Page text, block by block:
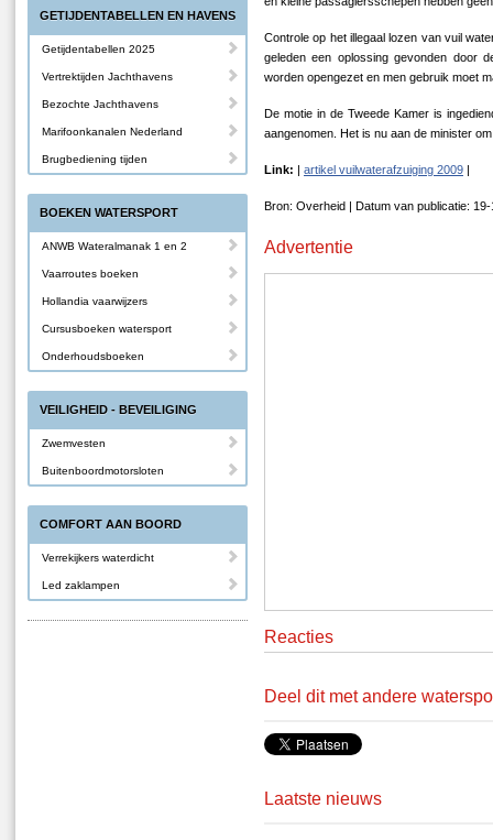
Controle op het illegaal lozen van vuil
geleden een oplossing gevonden door
worden opengezet en men gebruik moet
De motie in de Tweede Kamer is
aangenomen. Het is nu aan de minister
Link: | artikel vuilwaterafzuiging 2009 |
Bron: Overheid | Datum van publicatie:
Advertentie
Reacties
Deel dit met andere
Laatste nieuws
GETIJDENTABELLEN EN HAVENS
Getijdentabellen 2025
Vertrektijden Jachthavens
Bezochte Jachthavens
Marifoonkanalen Nederland
Brugbediening tijden
BOEKEN WATERSPORT
ANWB Wateralmanak 1 en 2
Vaarroutes boeken
Hollandia vaarwijzers
Cursusboeken watersport
Onderhoudsboeken
VEILIGHEID - BEVEILIGING
Zwemvesten
Buitenboordmotorsloten
COMFORT AAN BOORD
Verrekijkers waterdicht
Led zaklampen